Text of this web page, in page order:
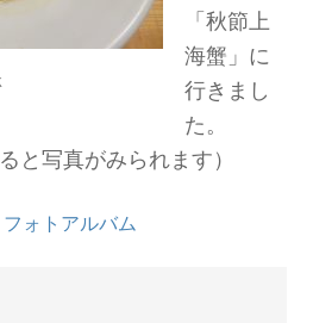
「秋節上
海蟹」に
行きまし
た。
と写真がみられます）
フォトアルバム